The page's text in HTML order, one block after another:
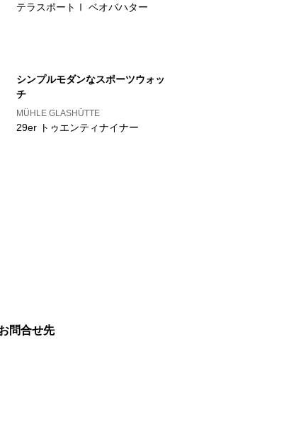
テラスポートⅠ ベオバハター
シンプルモダンなスポーツウォッ
チ
MÜHLE GLASHÜTTE
29er トゥエンティナイナー
問合せ先